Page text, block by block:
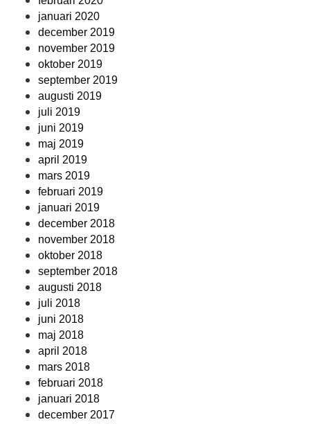
januari 2020
december 2019
november 2019
oktober 2019
september 2019
augusti 2019
juli 2019
juni 2019
maj 2019
april 2019
mars 2019
februari 2019
januari 2019
december 2018
november 2018
oktober 2018
september 2018
augusti 2018
juli 2018
juni 2018
maj 2018
april 2018
mars 2018
februari 2018
januari 2018
december 2017